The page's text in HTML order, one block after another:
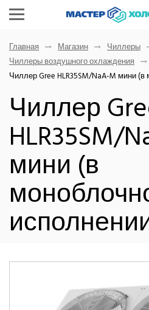
Главная Магазин Чиллеры
Чиллеры воздушного охлаждения
Чиллер Gree HLR35SM/NaA-M мини
Чиллер
HLR35SM/
мини (в